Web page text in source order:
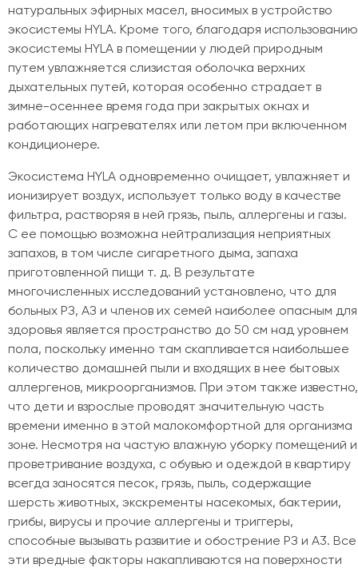
натуральных эфирных масел, вносимых в устройство
экосистемы HYLA. Кроме того, благодаря использованию
экосистемы HYLA в помещении у людей природным
путем увлажняется слизистая оболочка верхних
дыхательных путей, которая особенно страдает в
зимне-осеннее время года при закрытых окнах и
работающих нагревателях или летом при включенном
кондиционере.
Экосистема HYLA одновременно очищает, увлажняет и
ионизирует воздух, использует только воду в качестве
фильтра, растворяя в ней грязь, пыль, аллергены и газы.
С ее помощью возможна нейтрализация неприятных
запахов, в том числе сигаретного дыма, запаха
приготовленной пищи т. д. В результате
многочисленных исследований установлено, что для
больных РЗ, АЗ и членов их семей наиболее опасным для
здоровья является пространство до 50 см над уровнем
пола, поскольку именно там скапливается наибольшее
количество домашней пыли и входящих в нее бытовых
аллергенов, микроорганизмов. При этом также известно,
что дети и взрослые проводят значительную часть
времени именно в этой малокомфортной для организма
зоне. Несмотря на частую влажную уборку помещений и
проветривание воздуха, с обувью и одеждой в квартиру
всегда заносятся песок, грязь, пыль, содержащие
шерсть животных, экскременты насекомых, бактерии,
грибы, вирусы и прочие аллергены и триггеры,
способные вызывать развитие и обострение РЗ и A3. Все
эти вредные факторы накапливаются на поверхности